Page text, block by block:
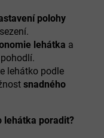
polohy
lehátka a
lehátko podle
snadného
lehátka poradit?